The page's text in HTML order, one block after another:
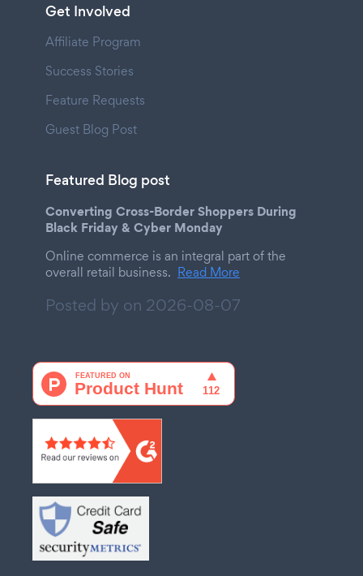
Get Involved
Affiliate Program
Success Stories
Feature Requests
Guest Blog Post
Featured Blog post
Converting Cross-Border Shoppers During
Black Friday & Cyber Monday
Online commerce is an integral part of the
overall retail business. Read More
Posted by on 2026-08-07